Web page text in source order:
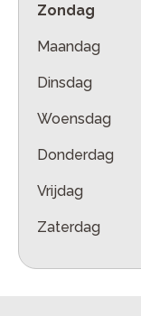
Zondag
Maandag
Dinsdag
Woensdag
Donderdag
Vrijdag
Zaterdag